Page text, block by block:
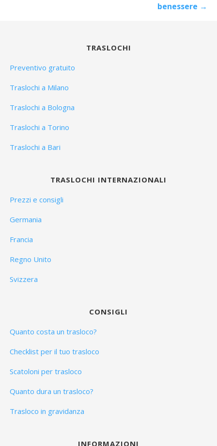
benessere →
TRASLOCHI
Preventivo gratuito
Traslochi a Milano
Traslochi a Bologna
Traslochi a Torino
Traslochi a Bari
TRASLOCHI INTERNAZIONALI
Prezzi e consigli
Germania
Francia
Regno Unito
Svizzera
CONSIGLI
Quanto costa un trasloco?
Checklist per il tuo trasloco
Scatoloni per trasloco
Quanto dura un trasloco?
Trasloco in gravidanza
INFORMAZIONI